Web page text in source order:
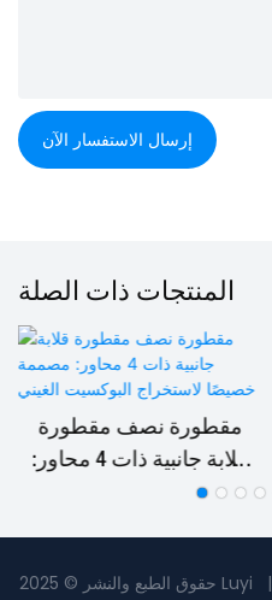
إرسال الاستفسار الآن
المنتجات ذات الصلة
مقطورة نصف مقطورة
قلابة جانبية ذات 4 محاور:
مصممة خصيصًا لاستخراج
حقوق الطبع والنشر © 2025 Luyi |